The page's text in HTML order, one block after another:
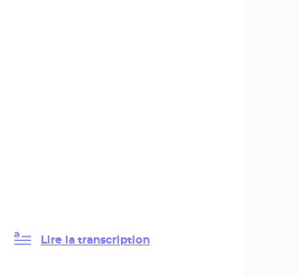
Lire la transcription